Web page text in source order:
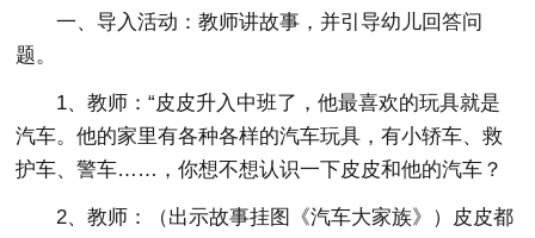
一、导入活动：教师讲故事，并引导幼儿回答问
题。
1、教师：“皮皮升入中班了，他最喜欢的玩具就是
汽车。他的家里有各种各样的汽车玩具，有小轿车、救
护车、警车……，你想不想认识一下皮皮和他的汽车？
2、教师：（出示故事挂图《汽车大家族》）皮皮都